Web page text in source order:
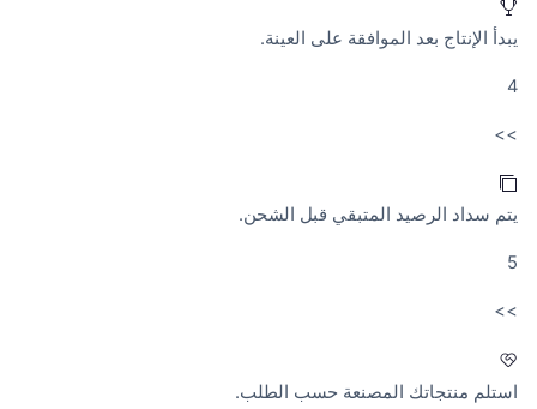
يبدأ الإنتاج بعد الموافقة على العينة.
4
>>
يتم سداد الرصيد المتبقي قبل الشحن.
5
>>
استلم منتجاتك المصنعة حسب الطلب.